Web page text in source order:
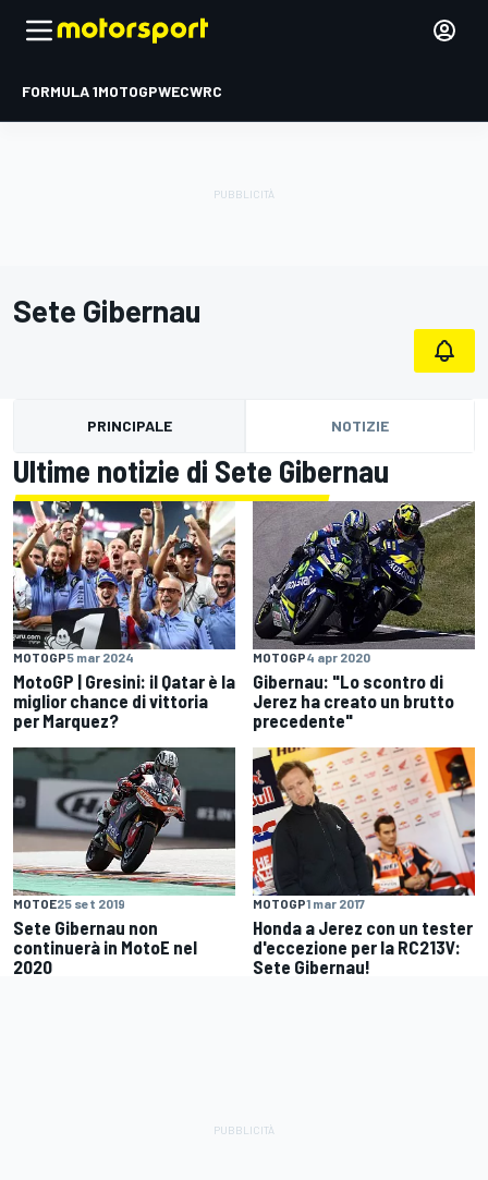
FORMULA 1MOTOGPWECWRC
Sete Gibernau
PRINCIPALE NOTIZIE
Ultime notizie di Sete Gibernau
MOTOGP5 mar 2024
MotoGP | Gresini: il Qatar è la
miglior chance di vittoria
per Marquez?
MOTOGP4 apr 2020
Gibernau: "Lo scontro di
Jerez ha creato un brutto
precedente"
MOTOE25 set 2019
Sete Gibernau non
continuerà in MotoE nel
2020
MOTOGP1 mar 2017
Honda a Jerez con un tester
d'eccezione per la RC213V:
Sete Gibernau!